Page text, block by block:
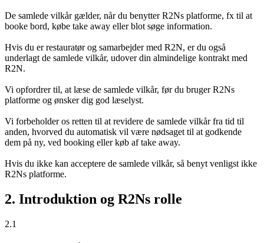
De samlede vilkår gælder, når du benytter R2Ns platforme, fx til at
booke bord, købe take away eller blot søge information.
Hvis du er restauratør og samarbejder med R2N, er du også
underlagt de samlede vilkår, udover din almindelige kontrakt med
R2N.
Vi opfordrer til, at læse de samlede vilkår, før du bruger R2Ns
platforme og ønsker dig god læselyst.
Vi forbeholder os retten til at revidere de samlede vilkår fra tid til
anden, hvorved du automatisk vil være nødsaget til at godkende
dem på ny, ved booking eller køb af take away.
Hvis du ikke kan acceptere de samlede vilkår, så benyt venligst ikke
R2Ns platforme.
2. Introduktion og R2Ns rolle
2.1